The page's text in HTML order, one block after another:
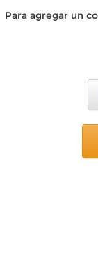
Para agregar un